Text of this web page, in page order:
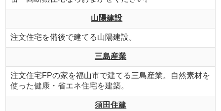
山陽建設
注文住宅を備後で建てる山陽建設。
三島産業
注文住宅FPの家を福山市で建てる三島産業。自然素材を
使った健康・省エネ住宅を建築。
須田住建